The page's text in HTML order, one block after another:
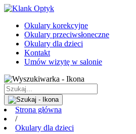
Okulary korekcyjne
Okulary przeciwsłoneczne
Okulary dla dzieci
Kontakt
Umów wizytę w salonie
Strona główna
/
Okulary dla dzieci